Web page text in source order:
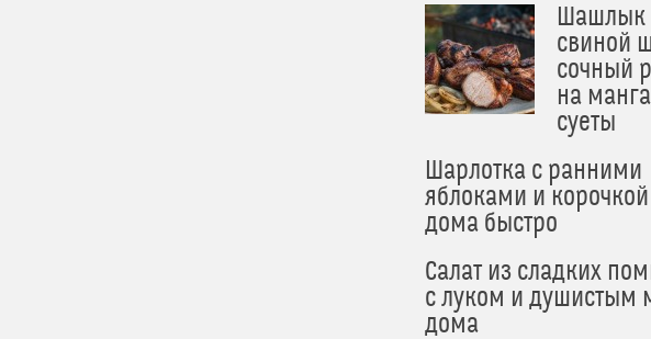
Шашлык
свиной
сочный
на
суеты
Шарлотка с ранними
яблоками и
дома быстро
Салат из сладких
с луком и душистым
дома